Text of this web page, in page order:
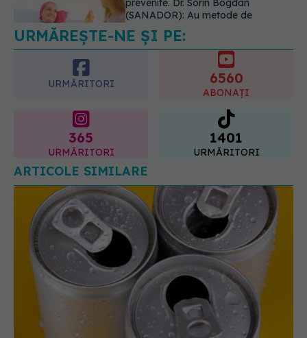
răcorește după duș. De ce este bine
să nu te ștergi imediat
08.08.2026, 10:37
URMĂRITORI
365 1401
ARTICOLE SIMILARE
Ce se întâmplă dacă bei direct dintr-o doză, fără
să o cureți înainte. Un medic de boli infecțioase
dezvăluie ce boli sunt pe doze